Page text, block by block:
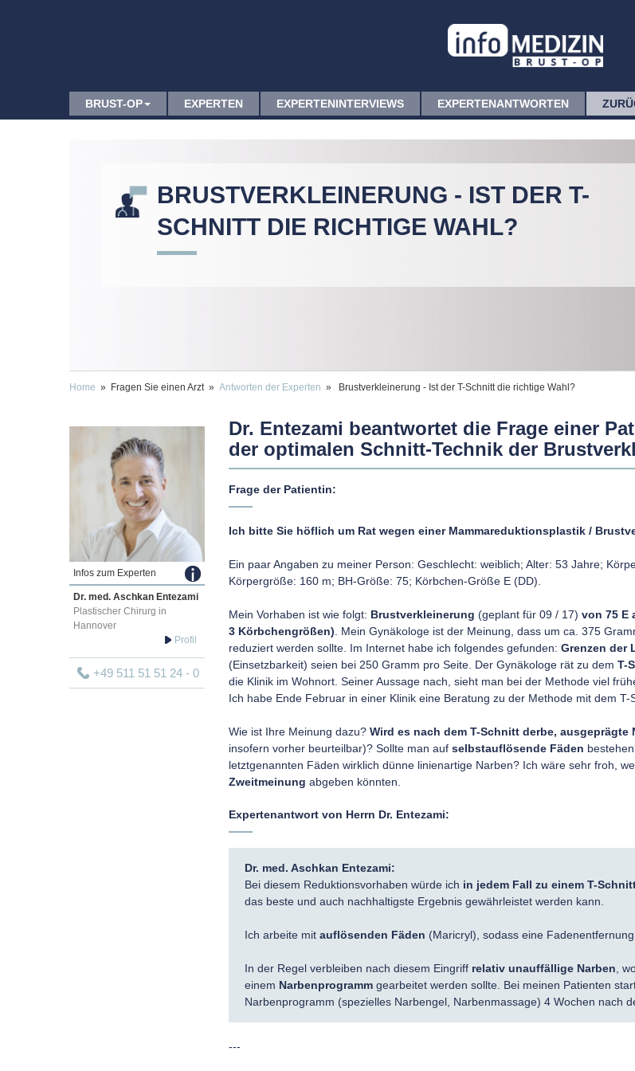
BRUST-OP EXPERTEN EXPERTENINTERVIEWS EXPERTENANTWORTEN
BRUSTVERKLEINERUNG - IST DER T-
SCHNITT DIE RICHTIGE WAHL?
Home » Fragen Sie einen Arzt » Antworten der Experten » Brustverkleinerung - Ist der T-Schnitt die richtige Wahl?
Infos zum Experten
Dr. med. Aschkan Entezami
Plastischer Chirurg in
Hannover
+49 511 51 51 24 - 0
Dr. Entezami beantwortet die Frage einer
der optimalen Schnitt-Technik der
Frage der Patientin:
Ich bitte Sie höflich um Rat wegen einer Mammareduktionsplastik /
Ein paar Angaben zu meiner Person: Geschlecht: weiblich; Alter: 53 Jahre;
Körpergröße: 160 m; BH-Größe: 75; Körbchen-Größe E (DD).
Mein Vorhaben ist wie folgt: Brustverkleinerung (geplant für 09 / 17) von 75 E
3 Körbchengrößen) . Mein Gynäkologe ist der Meinung, dass um ca. 375
reduziert werden sollte. Im Internet habe ich folgendes gefunden: Grenzen der
(Einsetzbarkeit) seien bei 250 Gramm pro Seite. Der Gynäkologe rät zu dem T-
die Klinik im Wohnort. Seiner Aussage nach, sieht man bei der Methode viel
Ich habe Ende Februar in einer Klinik eine Beratung zu der Methode mit dem T-
Wie ist Ihre Meinung dazu? Wird es nach dem T-Schnitt derbe, ausgeprägte
insofern vorher beurteilbar)? Sollte man auf selbstauflösende Fäden
letztgenannten Fäden wirklich dünne linienartige Narben? Ich wäre sehr froh,
Zweitmeinung abgeben könnten.
Expertenantwort von Herrn Dr. Entezami:
Dr. med. Aschkan Entezami:
Bei diesem Reduktionsvorhaben würde ich in jedem Fall zu einem T-
das beste und auch nachhaltigste Ergebnis gewährleistet werden kann.
Ich arbeite mit auflösenden Fäden (Maricryl), sodass eine Fadenentfernung
In der Regel verbleiben nach diesem Eingriff relativ unauffällige Narben ,
einem Narbenprogramm gearbeitet werden sollte. Bei meinen Patienten
Narbenprogramm (spezielles Narbengel, Narbenmassage) 4 Wochen nach
---